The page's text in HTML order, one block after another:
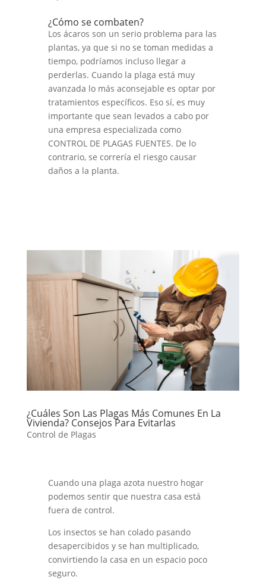
¿Cómo se combaten?
Los ácaros son un serio problema para las
plantas, ya que si no se toman medidas a
tiempo, podríamos incluso llegar a
perderlas. Cuando la plaga está muy
avanzada lo más aconsejable es optar por
tratamientos específicos. Eso sí, es muy
importante que sean levados a cabo por
una empresa especializada como
CONTROL DE PLAGAS FUENTES. De lo
contrario, se correría el riesgo causar
daños a la planta.
¿Cuáles Son Las Plagas Más Comunes En La
Vivienda? Consejos Para Evitarlas
Control de Plagas
Cuando una plaga azota nuestro hogar
podemos sentir que nuestra casa está
fuera de control.
Los insectos se han colado pasando
desapercibidos y se han multiplicado,
convirtiendo la casa en un espacio poco
seguro.